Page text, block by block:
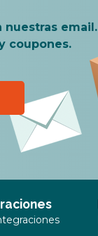
nuestras email.
coupones.